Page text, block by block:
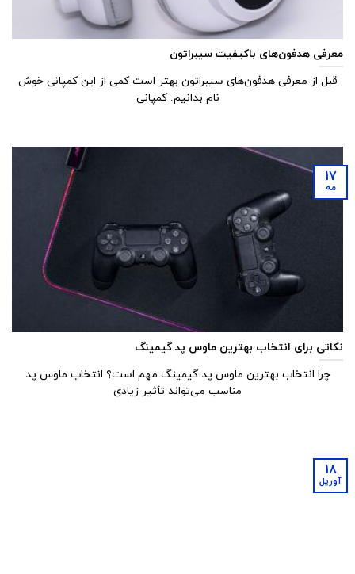
معرفی هدفون‌های باکیفیت سیبراتون
قبل از معرفی هدفون‌های سیبراتون بهتر است کمی از این کمپانی خوش
نام بدانیم. کمپانی
نکاتی برای انتخاب بهترین ماوس پد گیمینگ
چرا انتخاب بهترین ماوس پد گیمینگ مهم است؟ انتخاب ماوس پد
مناسب می‌تواند تأثیر زیادی
17
مه
18
آوریل